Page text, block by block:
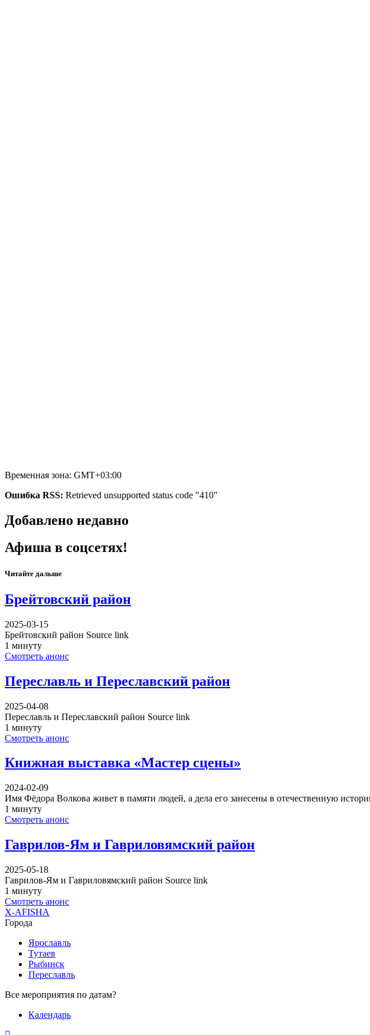
Временная зона: GMT+03:00
Ошибка RSS: Retrieved unsupported status code "410"
Добавлено недавно
Афиша в соцсетях!
Читайте дальше
Брейтовский район
2025-03-15
Брейтовский район Source link
1 минуту
Смотреть анонс
Переславль и Переславский район
2025-04-08
Переславль и Переславский район Source link
1 минуту
Смотреть анонс
Книжная выставка «Мастер сцены»
2024-02-09
Имя Фёдора Волкова живет в памяти людей, а дела его занесены в отечественную
1 минуту
Смотреть анонс
Гаврилов-Ям и Гавриловямский район
2025-05-18
Гаврилов-Ям и Гавриловямский район Source link
1 минуту
Смотреть анонс
X-AFISHA
Города
Ярославль
Тутаев
Рыбинск
Переславль
Все мероприятия по датам?
Календарь